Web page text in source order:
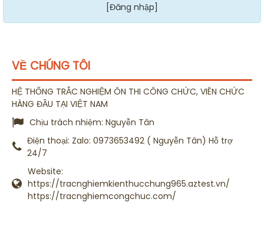
[Đăng nhập]
VỀ CHÚNG TÔI
HỆ THỐNG TRẮC NGHIỆM ÔN THI CÔNG CHỨC, VIÊN CHỨC
HÀNG ĐẦU TẠI VIỆT NAM
Chịu trách nhiệm: Nguyễn Tân
Điện thoại: Zalo: 0973653492 ( Nguyễn Tân) Hỗ trợ
24/7
Website:
https://tracnghiemkienthucchung965.aztest.vn/
https://tracnghiemcongchuc.com/